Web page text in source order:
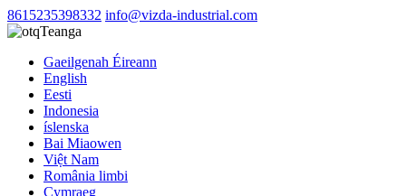
8615235398332 info@vizda-industrial.com
Teanga
Gaeilgenah Éireann
English
Eesti
Indonesia
íslenska
Bai Miaowen
Việt Nam
România limbi
Cymraeg